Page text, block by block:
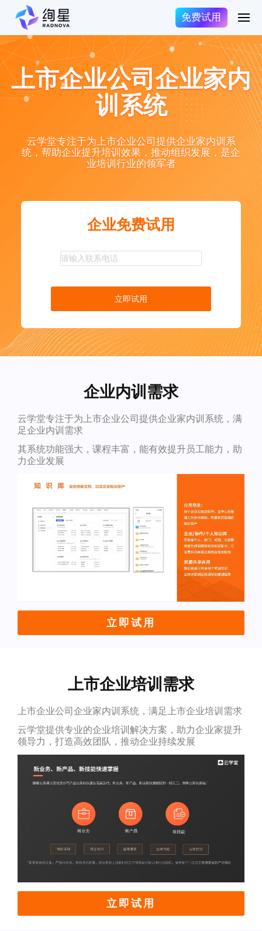
免费试用
上市企业公司企业家内
训系统
云学堂专注于为上市企业公司提供企业家内训系
统，帮助企业提升培训效果，推动组织发展，是企
业培训行业的领军者
企业免费试用
立即试用
企业内训需求
云学堂专注于为上市企业公司提供企业家内训系统，满
足企业内训需求
其系统功能强大，课程丰富，能有效提升员工能力，助
力企业发展
立即试用
上市企业培训需求
上市企业公司企业家内训系统，满足上市企业培训需求
云学堂提供专业的企业培训解决方案，助力企业家提升
领导力，打造高效团队，推动企业持续发展
立即试用